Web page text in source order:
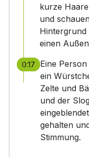
kurze
und
Hintergrund
einen
0:17
Eine
ein
Zelte und
und der
gehalten
Stimmung.